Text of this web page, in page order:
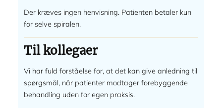
Der kræves ingen henvisning. Patienten betaler kun
for selve spiralen.
Til kollegaer
Vi har fuld forståelse for, at det kan give anledning til
spørgsmål, når patienter modtager forebyggende
behandling uden for egen praksis.